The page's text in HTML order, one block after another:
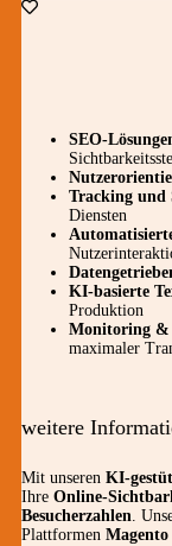
SEO-
Tracking und
Diensten
KI-basierte
Produktion
Monitoring &
maximaler
weitere
Mit unseren KI-
Ihre Online-
Besucherzahlen.
Plattformen Magento